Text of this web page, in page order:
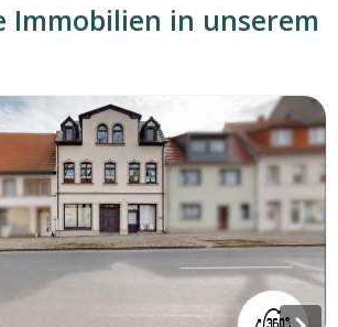
Immobilien in unserem